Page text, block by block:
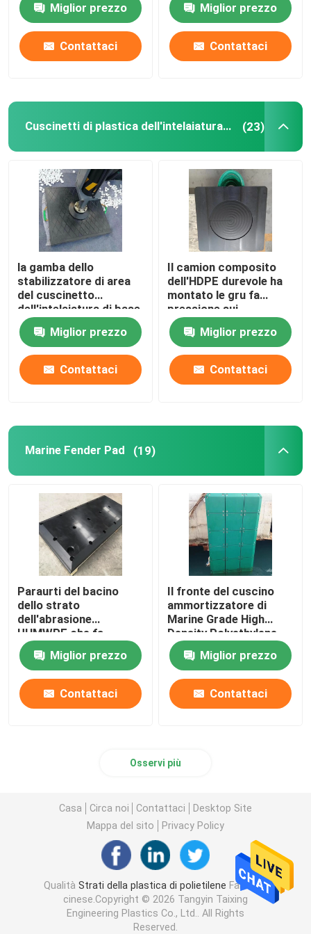
carico del polietilene
Miglior prezzo
Contattaci
stuoiaMiglior prezzo
Contattaci
Cuscinetti di plastica dell'intelaiatura di base della gru (23)
la gamba dello
stabilizzatore di area
del cuscinetto
dell'intelaiatura di base
della gru della
sicurezza dell'HDPE di
500x500mm riempie
Crane Foot Pads
Miglior prezzo
Contattaci
Il camion composito
dell'HDPE durevole ha
montato le gru fa
pressione sui
cuscinetti resistenti
dell'intelaiatura di base
della gru
Miglior prezzo
Contattaci
Marine Fender Pad (19)
Paraurti del bacino
dello strato
dell'abrasione
UHMWPE che fa
scorrere bordo Marine
Fender Frontal Pads
Miglior prezzo
Contattaci
Il fronte del cuscino
ammortizzatore di
Marine Grade High
Density Polyethylene
riempie il paraurti del
bacino dell'HDPE
Miglior prezzo
Contattaci
Osservi più
Casa Circa noi Contattaci
Desktop Site
Mappa del sito
Privacy Policy
Qualità Strati della plastica di polietilene Fabbrica
cinese.Copyright © 2026 Tangyin Taixing
Engineering Plastics Co., Ltd.. All Rights
Reserved.